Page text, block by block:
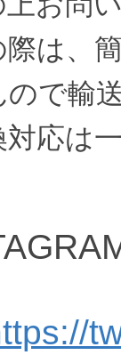
は、
で輸
応は